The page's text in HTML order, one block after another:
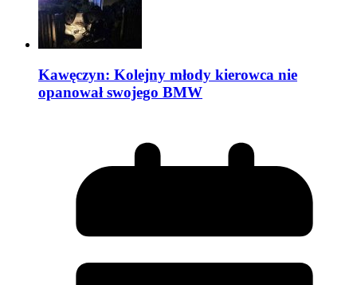
Kawęczyn: Kolejny młody kierowca nie
opanował swojego BMW